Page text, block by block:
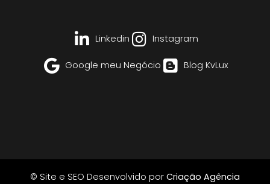
Linkedin Instagram
Google meu Negócio Blog KvLux
© Site e SEO Desenvolvido por Criação Agência